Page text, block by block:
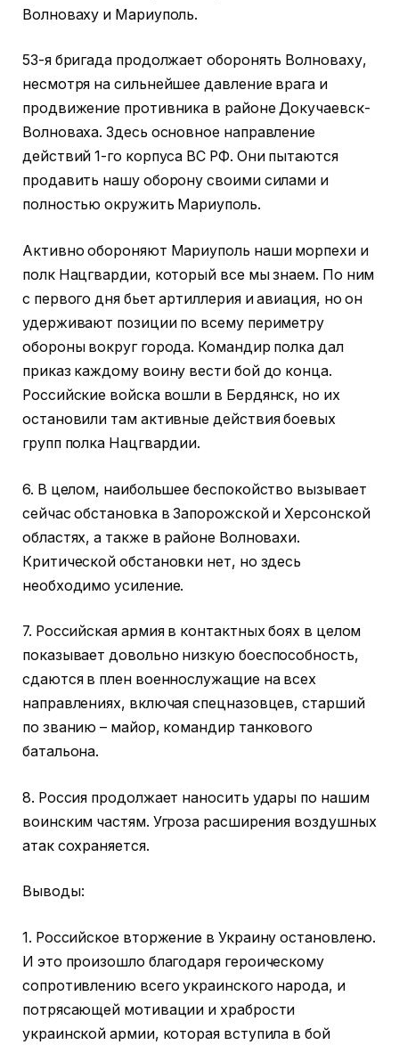
Волноваху и Мариуполь.
53-я бригада продолжает оборонять Волноваху,
несмотря на сильнейшее давление врага и
продвижение противника в районе Докучаевск-
Волноваха. Здесь основное направление
действий 1-го корпуса ВС РФ. Они пытаются
продавить нашу оборону своими силами и
полностью окружить Мариуполь.
Активно обороняют Мариуполь наши морпехи и
полк Нацгвардии, который все мы знаем. По ним
с первого дня бьет артиллерия и авиация, но он
удерживают позиции по всему периметру
обороны вокруг города. Командир полка дал
приказ каждому воину вести бой до конца.
Российские войска вошли в Бердянск, но их
остановили там активные действия боевых
групп полка Нацгвардии.
6. В целом, наибольшее беспокойство вызывает
сейчас обстановка в Запорожской и Херсонской
областях, а также в районе Волновахи.
Критической обстановки нет, но здесь
необходимо усиление.
7. Российская армия в контактных боях в целом
показывает довольно низкую боеспособность,
сдаются в плен военнослужащие на всех
направлениях, включая спецназовцев, старший
по званию – майор, командир танкового
батальона.
8. Россия продолжает наносить удары по нашим
воинским частям. Угроза расширения воздушных
атак сохраняется.
Выводы:
1. Российское вторжение в Украину остановлено.
И это произошло благодаря героическому
сопротивлению всего украинского народа, и
потрясающей мотивации и храбрости
украинской армии, которая вступила в бой